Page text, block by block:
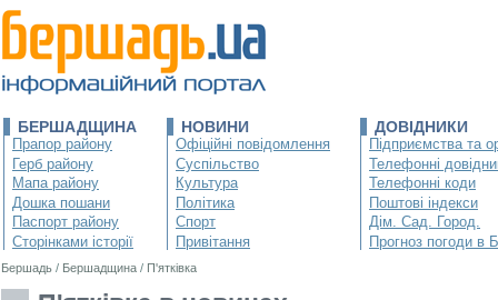
БЕРШАДЩИНА
Прапор району
Герб району
Мапа району
Дошка пошани
Паспорт району
Сторінками історії
НОВИНИ
Офіційні повідомлення
Суспільство
Культура
Політика
Спорт
Привітання
ДОВІДНИКИ
Підприємства та
Телефонні
Телефонні коди
Поштові індекси
Дім. Сад. Город.
Прогноз погоди в
Бершадь / Бершадщина / П'ятківка